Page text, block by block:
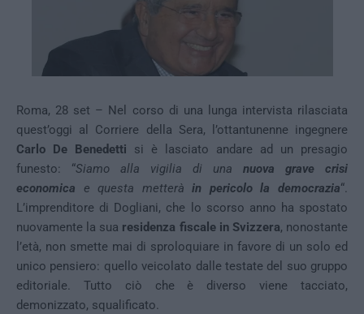
Roma, 28 set – Nel corso di una lunga intervista rilasciata
quest’oggi al Corriere della Sera, l’ottantunenne ingegnere
Carlo De Benedetti si è lasciato andare ad un presagio
funesto: “Siamo alla vigilia di una nuova grave crisi
economica e questa metterà in pericolo la democrazia“.
L’imprenditore di Dogliani, che lo scorso anno ha spostato
nuovamente la sua residenza fiscale in Svizzera, nonostante
l’età, non smette mai di sproloquiare in favore di un solo ed
unico pensiero: quello veicolato dalle testate del suo gruppo
editoriale. Tutto ciò che è diverso viene tacciato,
demonizzato, squalificato.